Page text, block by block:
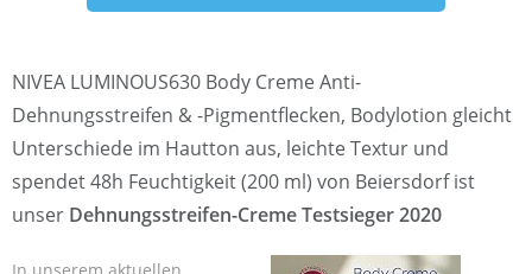
NIVEA LUMINOUS630 Body Creme Anti-
Dehnungsstreifen & -Pigmentflecken, Bodylotion gleicht
Unterschiede im Hautton aus, leichte Textur und
spendet 48h Feuchtigkeit (200 ml) von Beiersdorf ist
unser Dehnungsstreifen-Creme Testsieger 2020
In unserem aktuellen